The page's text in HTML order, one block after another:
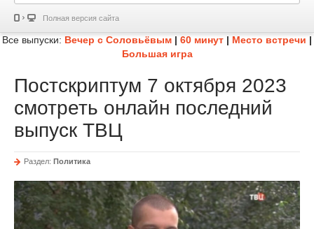
Полная версия сайта
Все выпуски: Вечер с Соловьёвым | 60 минут | Место встречи |
Большая игра
Постскриптум 7 октября 2023
смотреть онлайн последний
выпуск ТВЦ
Раздел: Политика